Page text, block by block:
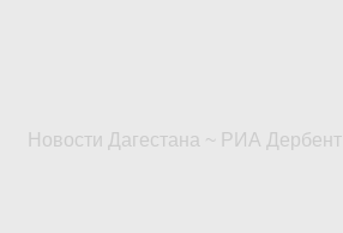
Новости Дагестана ~ РИА Дербент